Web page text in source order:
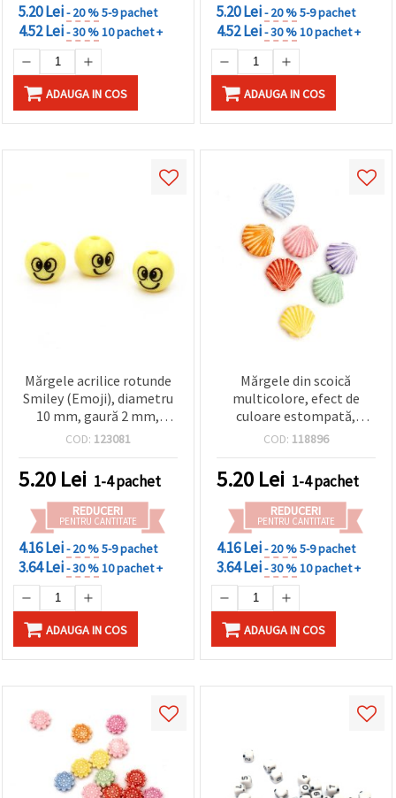
5.20 Lei- 20 %5-9 pachet
4.52 Lei- 30 %10 pachet +
ADAUGA IN COS
5.20 Lei- 20 %5-9 pachet
4.52 Lei- 30 %10 pachet +
ADAUGA IN COS
Mărgele acrilice rotunde
Smiley (Emoji), diametru
10 mm, gaură 2 mm,
galbene – pentru brățări,
set 10 buc.
COD: 123081
5.20 Lei 1-4 pachet
REDUCERI
PENTRU CANTITATE
4.16 Lei- 20 %5-9 pachet
3.64 Lei- 30 %10 pachet +
ADAUGA IN COS
Mărgele din scoică
multicolore, efect de
culoare estompată,
10x12x4 mm, gaură 1 mm
COD: 118896
5.20 Lei 1-4 pachet
REDUCERI
PENTRU CANTITATE
4.16 Lei- 20 %5-9 pachet
3.64 Lei- 30 %10 pachet +
ADAUGA IN COS